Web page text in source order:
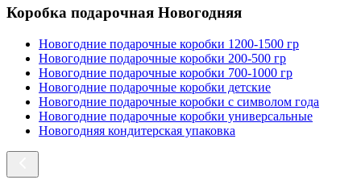
Коробка подарочная Новогодняя
Новогодние подарочные коробки 1200-1500 гр
Новогодние подарочные коробки 200-500 гр
Новогодние подарочные коробки 700-1000 гр
Новогодние подарочные коробки детские
Новогодние подарочные коробки с символом года
Новогодние подарочные коробки универсальные
Новогодняя кондитерская упаковка